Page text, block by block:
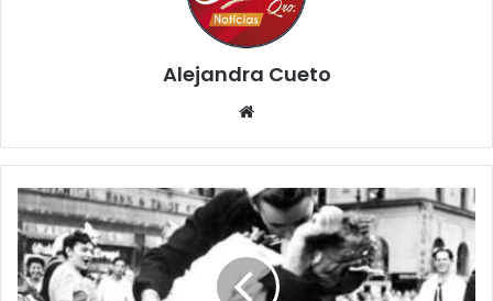
Alejandra Cueto
Día
del
Beso:
por
qué